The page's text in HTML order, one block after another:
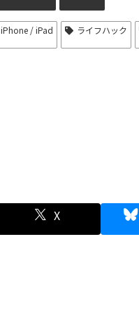
iPhone / iPad ライフハック
X